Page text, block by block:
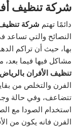
شركة تنظيف
دائمًا تهتم شركة تنظيف
النصائح والتي تساعد
بها، حيث أن تراكم
مشاكل فيها فيما بعد،
تنظيف الأفران
الفرن والتخلص من
تتضاعف، وفي حالة
استخدام الصودا مع
الفرن فانه يكون من